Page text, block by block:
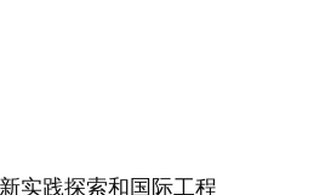
实践探索和国际工程